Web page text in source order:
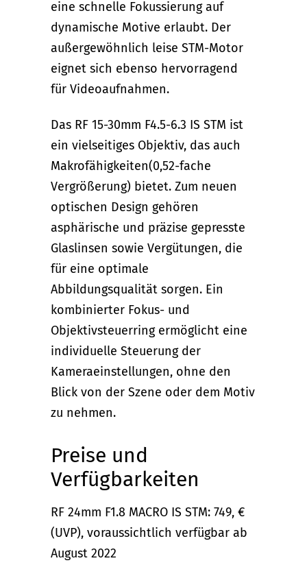
eine schnelle Fokussierung auf
dynamische Motive erlaubt. Der
außergewöhnlich leise STM-Motor
eignet sich ebenso hervorragend
für Videoaufnahmen.
Das RF 15-30mm F4.5-6.3 IS STM ist
ein vielseitiges Objektiv, das auch
Makrofähigkeiten(0,52-fache
Vergrößerung) bietet. Zum neuen
optischen Design gehören
asphärische und präzise gepresste
Glaslinsen sowie Vergütungen, die
für eine optimale
Abbildungsqualität sorgen. Ein
kombinierter Fokus- und
Objektivsteuerring ermöglicht eine
individuelle Steuerung der
Kameraeinstellungen, ohne den
Blick von der Szene oder dem Motiv
zu nehmen.
Preise und
Verfügbarkeiten
RF 24mm F1.8 MACRO IS STM: 749, €
(UVP), voraussichtlich verfügbar ab
August 2022